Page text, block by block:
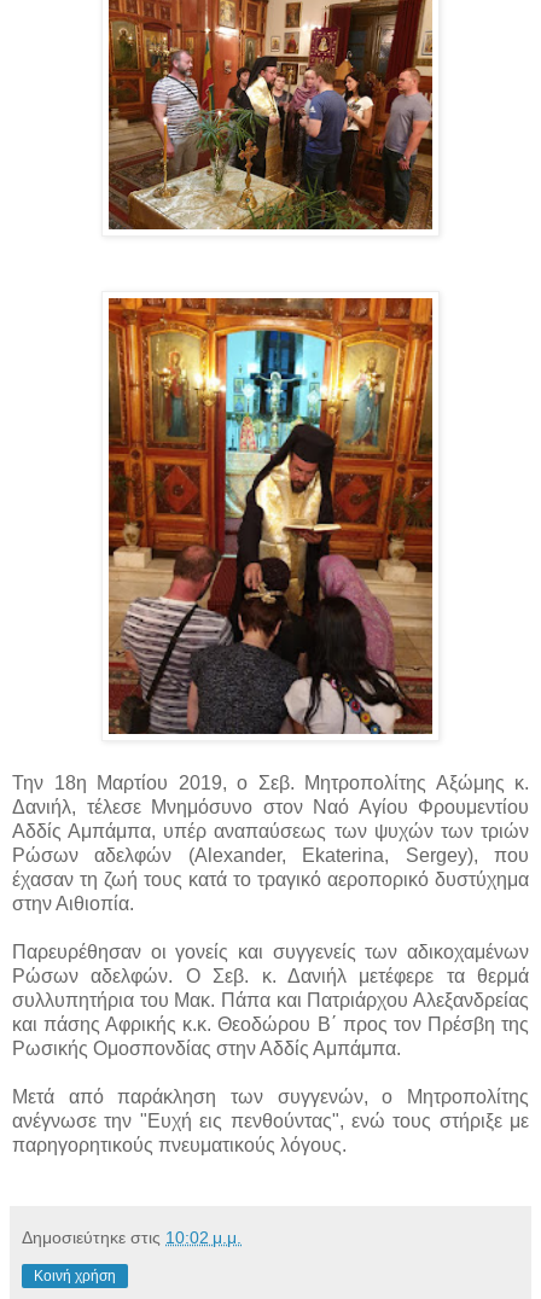
Την 18η Μαρτίου 2019, ο Σεβ. Μητροπολίτης Αξώμης κ.
Δανιήλ, τέλεσε Μνημόσυνο στον Ναό Αγίου Φρουμεντίου
Αδδίς Αμπάμπα, υπέρ αναπαύσεως των ψυχών των τριών
Ρώσων αδελφών (Alexander, Ekaterina, Sergey), που
έχασαν τη ζωή τους κατά το τραγικό αεροπορικό δυστύχημα
στην Αιθιοπία.
Παρευρέθησαν οι γονείς και συγγενείς των αδικοχαμένων
Ρώσων αδελφών. Ο Σεβ. κ. Δανιήλ μετέφερε τα θερμά
συλλυπητήρια του Μακ. Πάπα και Πατριάρχου Αλεξανδρείας
και πάσης Αφρικής κ.κ. Θεοδώρου Β΄ προς τον Πρέσβη της
Ρωσικής Ομοσπονδίας στην Αδδίς Αμπάμπα.
Μετά από παράκληση των συγγενών, ο Μητροπολίτης
ανέγνωσε την "Ευχή εις πενθούντας", ενώ τους στήριξε με
παρηγορητικούς πνευματικούς λόγους.
Δημοσιεύτηκε στις 10:02 μ.μ.
Κοινή χρήση